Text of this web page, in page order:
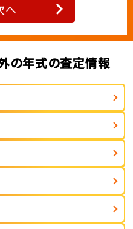
へ
の年式の査定情報